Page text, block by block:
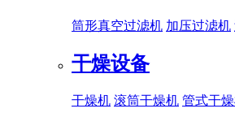
筒形真空过滤机 加压过滤机
干燥设备
干燥机 滚筒干燥机 管式干